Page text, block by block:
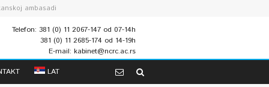
ambasadi
Telefon: 381 (0) 11 2067-147 od 07-14h
381 (0) 11 2685-174 od 14-19h
E-mail: kabinet@ncrc.ac.rs
LAT